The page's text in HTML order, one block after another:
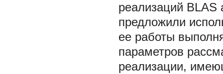
реализаций BLAS
предложили
ее работы
параметров
реализации,